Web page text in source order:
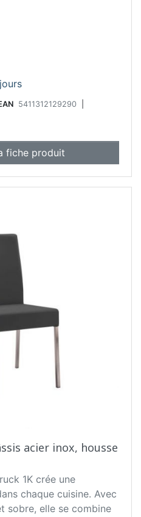
5411312129290
fiche produit
acier inox, housse
1K crée une
chaque cuisine. Avec
sobre, elle se combine